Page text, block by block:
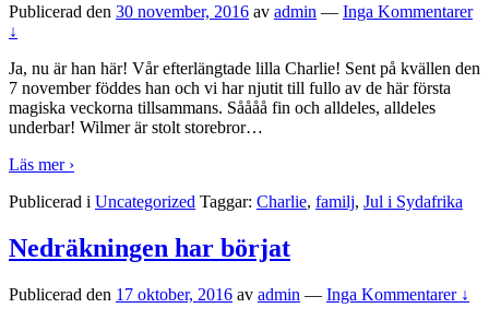
Publicerad den 30 november, 2016 av admin — Inga Kommentarer
↓
Ja, nu är han här! Vår efterlängtade lilla Charlie! Sent på kvällen den
7 november föddes han och vi har njutit till fullo av de här första
magiska veckorna tillsammans. Såååå fin och alldeles, alldeles
underbar! Wilmer är stolt storebror…
Läs mer ›
Publicerad i Uncategorized Taggar: Charlie, familj, Jul i Sydafrika
Nedräkningen har börjat
Publicerad den 17 oktober, 2016 av admin — Inga Kommentarer ↓